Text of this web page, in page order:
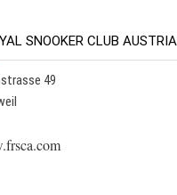
SNOOKER CLUB AUSTRIA
49